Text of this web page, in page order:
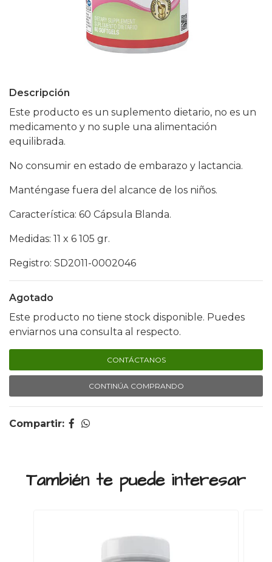
Descripción
Este producto es un suplemento dietario, no es un
medicamento y no suple una alimentación
equilibrada.
No consumir en estado de embarazo y lactancia.
Manténgase fuera del alcance de los niños.
Característica: 60 Cápsula Blanda.
Medidas: 11 x 6 105 gr.
Registro: SD2011-0002046
Agotado
Este producto no tiene stock disponible. Puedes
enviarnos una consulta al respecto.
CONTÁCTANOS
CONTINÚA COMPRANDO
Compartir:
También te puede interesar